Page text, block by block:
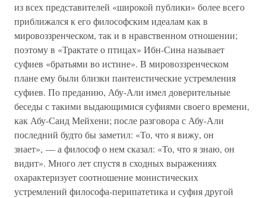
из всех представителей «широкой публики» более всего
приближался к его философским идеалам как в
мировоззренческом, так и в нравственном отношении;
поэтому в «Трактате о птицах» Ибн-Сина называет
суфиев «братьями во истине». В мировоззренческом
плане ему были близки пантеистические устремления
суфиев. По преданию, Абу-Али имел доверительные
беседы с такими выдающимися суфиями своего времени,
как Абу-Саид Мейхени; после разговора с Абу-Али
последний будто бы заметил: «То, что я вижу, он
знает», — а философ о нем сказал: «То, что я знаю, он
видит». Много лет спустя в сходных выражениях
охарактеризует соотношение монистических
устремлений философа-перипатетика и суфия другой